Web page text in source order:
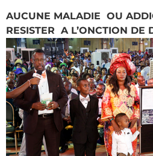
AUCUNE MALADIE OU
RESISTER A L’ONCTION DE